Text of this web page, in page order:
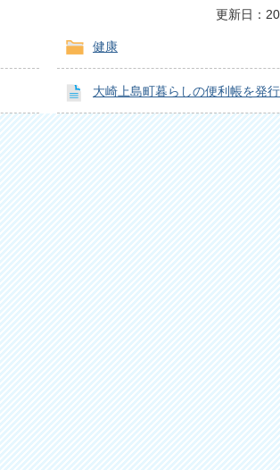
更新日：
健康
大崎上島町暮らしの便利帳を発